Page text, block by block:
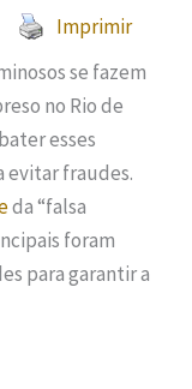
Imprimir
se fazem
no Rio de
esses
evitar fraudes.
da “falsa
foram
para garantir a